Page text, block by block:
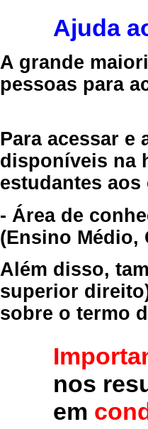
Ajuda
A grande
pessoas para
Para acessar e
disponíveis na
estudantes
- Área de
(Ensino Médio,
Além disso,
superior
sobre o termo
nos
em